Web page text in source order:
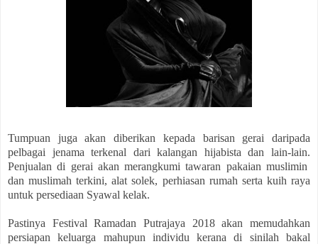
Tumpuan juga akan diberikan kepada barisan gerai daripada
pelbagai jenama terkenal dari kalangan hijabista dan lain-lain.
Penjualan di gerai akan merangkumi tawaran pakaian muslimin
dan muslimah terkini, alat solek, perhiasan rumah serta kuih raya
untuk persediaan Syawal kelak.
Pastinya Festival Ramadan Putrajaya 2018 akan memudahkan
persiapan keluarga mahupun individu kerana di sinilah bakal